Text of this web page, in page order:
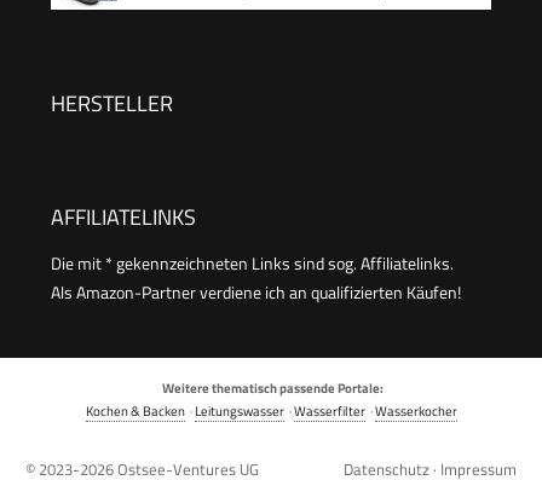
31943K00
HERSTELLER
AFFILIATELINKS
Die mit * gekennzeichneten Links sind sog. Affiliatelinks.
Als Amazon-Partner verdiene ich an qualifizierten Käufen!
Weitere thematisch passende Portale:
Kochen & Backen·Leitungswasser·Wasserfilter·Wasserkocher
© 2023-2026Ostsee-Ventures UG Datenschutz · Impressum